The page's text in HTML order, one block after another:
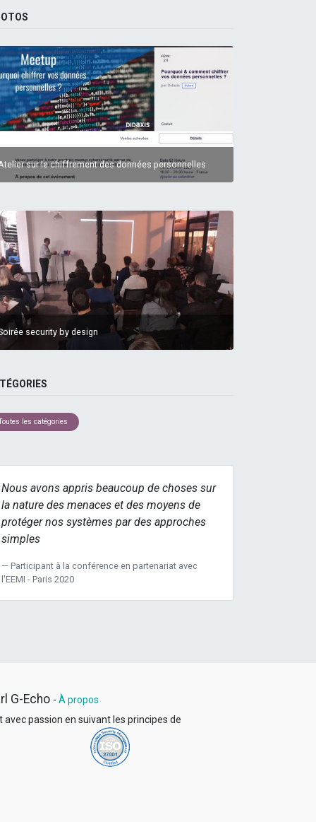
sur le chiffrement des données personnelles
security by design
les catégories
Nous avons appris beaucoup de choses sur
la nature des menaces et des moyens de
protéger nos systèmes par des approches
simples
Participant à la conférence en partenariat avec
l'EEMI - Paris 2020
G-Echo - À propos
avec passion en suivant les principes de